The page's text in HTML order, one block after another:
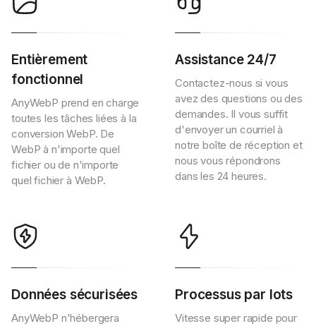
Entièrement
fonctionnel
AnyWebP prend en charge
toutes les tâches liées à la
conversion WebP. De
WebP à n'importe quel
fichier ou de n'importe
quel fichier à WebP.
Assistance 24/7
Contactez-nous si vous
avez des questions ou des
demandes. Il vous suffit
d'envoyer un courriel à
notre boîte de réception et
nous vous répondrons
dans les 24 heures.
Données sécurisées
AnyWebP n'hébergera
Processus par lots
Vitesse super rapide pour